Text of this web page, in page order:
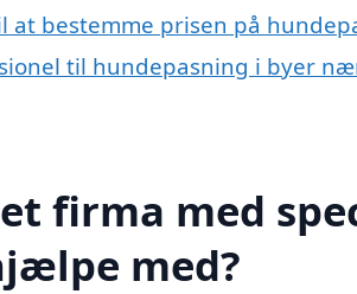
at bestemme prisen på
til hundepasning i byer
firma med
med?